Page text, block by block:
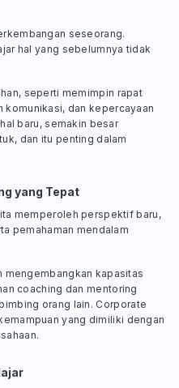
seseorang.
hal yang sebelumnya tidak
seperti memimpin rapat
komunikasi, dan kepercayaan
baru, semakin besar
dan itu penting dalam
yang Tepat
memperoleh perspektif baru,
pemahaman mendalam
mengembangkan kapasitas
coaching danmentoring
orang lain. Corporate
yang dimiliki dengan